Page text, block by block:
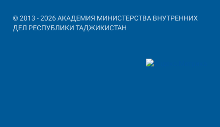
© 2013 - 2026 АКАДЕМИЯ МИНИСТЕРСТВА ВНУТРЕННИХ
ДЕЛ РЕСПУБЛИКИ ТАДЖИКИСТАН